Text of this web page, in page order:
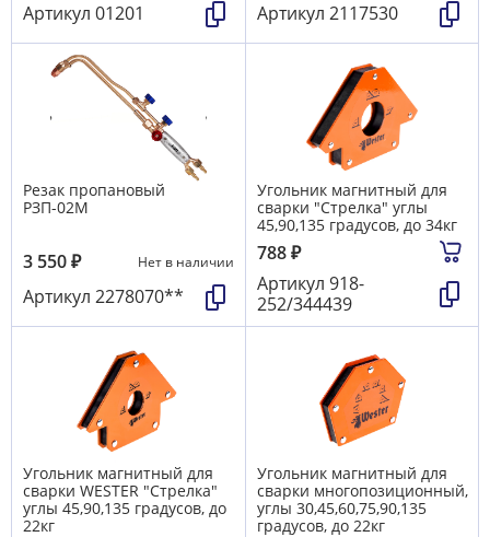
Артикул 01201
Артикул 2117530
Резак пропановый
РЗП-02М
3 550₽ Нет в наличии
Артикул 2278070**
Угольник магнитный для
сварки "Стрелка" углы
45,90,135 градусов, до 34кг
788₽
Артикул 918-
252/344439
Угольник магнитный для
сварки WESTER "Стрелка"
углы 45,90,135 градусов, до
22кг
Угольник магнитный для
сварки многопозиционный,
углы 30,45,60,75,90,135
градусов, до 22кг